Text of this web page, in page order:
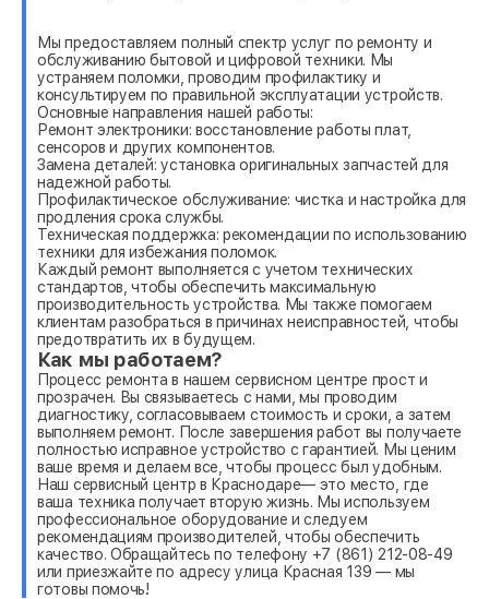
Мы предоставляем полный спектр услуг по ремонту и
обслуживанию бытовой и цифровой техники. Мы
устраняем поломки, проводим профилактику и
консультируем по правильной эксплуатации устройств.
Основные направления нашей работы:
Ремонт электроники: восстановление работы плат,
сенсоров и других компонентов.
Замена деталей: установка оригинальных запчастей для
надежной работы.
Профилактическое обслуживание: чистка и настройка для
продления срока службы.
Техническая поддержка: рекомендации по использованию
техники для избежания поломок.
Каждый ремонт выполняется с учетом технических
стандартов, чтобы обеспечить максимальную
производительность устройства. Мы также помогаем
клиентам разобраться в причинах неисправностей, чтобы
предотвратить их в будущем.
Как мы работаем?
Процесс ремонта в нашем сервисном центре прост и
прозрачен. Вы связываетесь с нами, мы проводим
диагностику, согласовываем стоимость и сроки, а затем
выполняем ремонт. После завершения работ вы получаете
полностью исправное устройство с гарантией. Мы ценим
ваше время и делаем все, чтобы процесс был удобным.
Наш сервисный центр в Краснодаре— это место, где
ваша техника получает вторую жизнь. Мы используем
профессиональное оборудование и следуем
рекомендациям производителей, чтобы обеспечить
качество. Обращайтесь по телефону +7 (861) 212-08-49
или приезжайте по адресу улица Красная 139 — мы
готовы помочь!